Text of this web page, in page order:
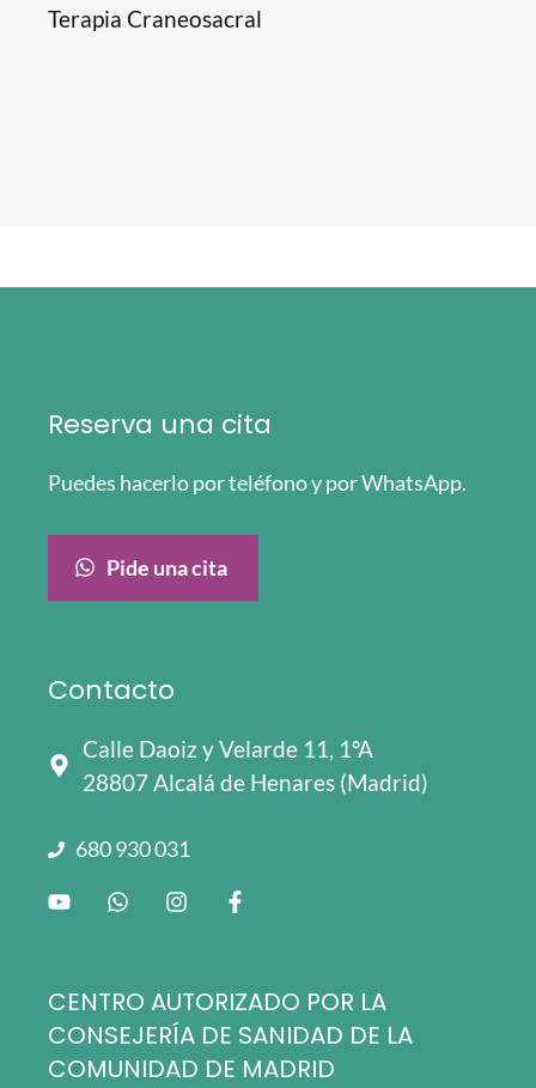
Terapia Craneosacral
Reserva una cita
Puedes hacerlo por teléfono y por WhatsApp.
Pide una cita
Contacto
Calle Daoiz y Velarde 11, 1ºA
28807 Alcalá de Henares (Madrid)
680 930 031
CENTRO AUTORIZADO POR LA
CONSEJERÍA DE SANIDAD DE LA
COMUNIDAD DE MADRID